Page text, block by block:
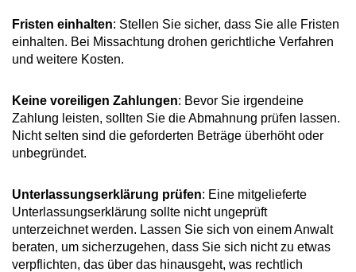
Fristen einhalten: Stellen Sie sicher, dass Sie alle Fristen
einhalten. Bei Missachtung drohen gerichtliche Verfahren
und weitere Kosten.
Keine voreiligen Zahlungen: Bevor Sie irgendeine
Zahlung leisten, sollten Sie die Abmahnung prüfen lassen.
Nicht selten sind die geforderten Beträge überhöht oder
unbegründet.
Unterlassungserklärung prüfen: Eine mitgelieferte
Unterlassungserklärung sollte nicht ungeprüft
unterzeichnet werden. Lassen Sie sich von einem Anwalt
beraten, um sicherzugehen, dass Sie sich nicht zu etwas
verpflichten, das über das hinausgeht, was rechtlich